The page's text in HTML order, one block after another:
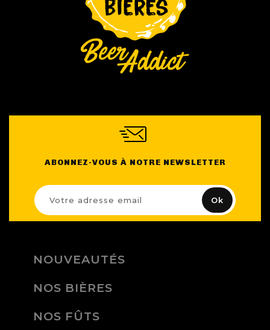
ABONNEZ-VOUS À NOTRE NEWSLETTER
NOUVEAUTÉS
NOS BIÈRES
NOS FÛTS